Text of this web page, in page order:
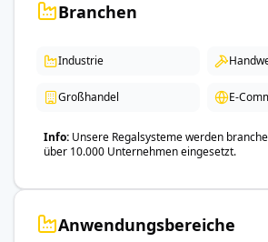
Branchen
Industrie
Großhandel E-
Info Unsere Regalsysteme werden
über 10.000 Unternehmen eingesetzt.
Anwendungsbereiche